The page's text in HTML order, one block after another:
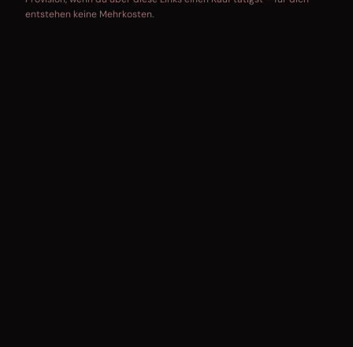
entstehen keine Mehrkosten.